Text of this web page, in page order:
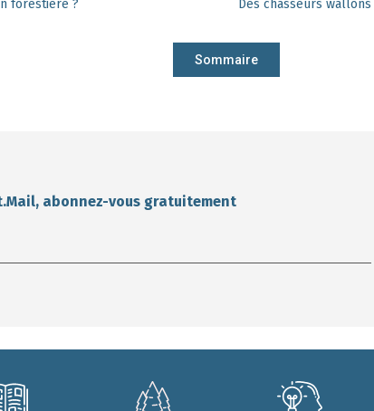
forestière ?
Sommaire
abonnez-vous gratuitement